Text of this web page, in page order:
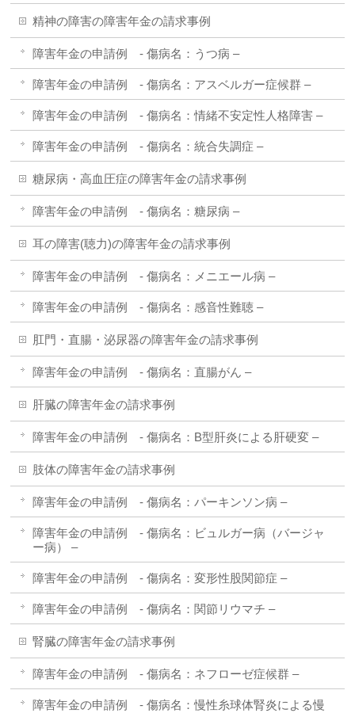
精神の障害の障害年金の請求事例
障害年金の申請例 - 傷病名：うつ病 –
障害年金の申請例 - 傷病名：アスベルガー症候群 –
障害年金の申請例 - 傷病名：情緒不安定性人格障害 –
障害年金の申請例 - 傷病名：統合失調症 –
糖尿病・高血圧症の障害年金の請求事例
障害年金の申請例 - 傷病名：糖尿病 –
耳の障害(聴力)の障害年金の請求事例
障害年金の申請例 - 傷病名：メニエール病 –
障害年金の申請例 - 傷病名：感音性難聴 –
肛門・直腸・泌尿器の障害年金の請求事例
障害年金の申請例 - 傷病名：直腸がん –
肝臓の障害年金の請求事例
障害年金の申請例 - 傷病名：B型肝炎による肝硬変 –
肢体の障害年金の請求事例
障害年金の申請例 - 傷病名：パーキンソン病 –
障害年金の申請例 - 傷病名：ビュルガー病（バージャ
ー病） –
障害年金の申請例 - 傷病名：変形性股関節症 –
障害年金の申請例 - 傷病名：関節リウマチ –
腎臓の障害年金の請求事例
障害年金の申請例 - 傷病名：ネフローゼ症候群 –
障害年金の申請例 - 傷病名：慢性糸球体腎炎による慢